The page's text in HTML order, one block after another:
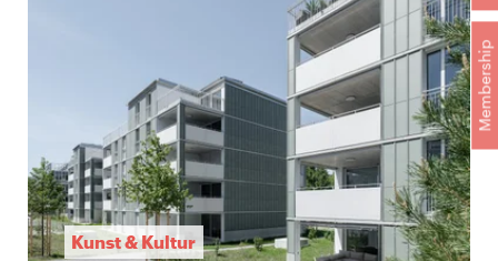
Membership
Kunst & Kultur